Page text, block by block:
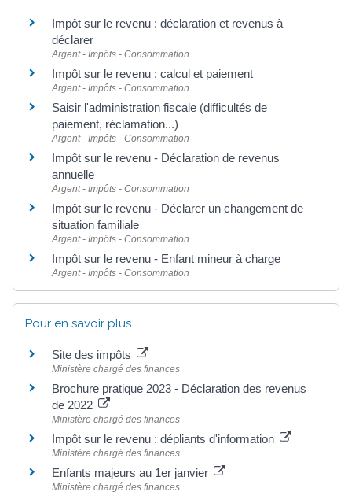
Impôt sur le revenu : déclaration et revenus à
déclarer
Argent - Impôts - Consommation
Impôt sur le revenu : calcul et paiement
Argent - Impôts - Consommation
Saisir l'administration fiscale (difficultés de
paiement, réclamation...)
Argent - Impôts - Consommation
Impôt sur le revenu - Déclaration de revenus
annuelle
Argent - Impôts - Consommation
Impôt sur le revenu - Déclarer un changement de
situation familiale
Argent - Impôts - Consommation
Impôt sur le revenu - Enfant mineur à charge
Argent - Impôts - Consommation
Pour en savoir plus
Site des impôts
Ministère chargé des finances
Brochure pratique 2023 - Déclaration des revenus
de 2022
Ministère chargé des finances
Impôt sur le revenu : dépliants d'information
Ministère chargé des finances
Enfants majeurs au 1er janvier
Ministère chargé des finances